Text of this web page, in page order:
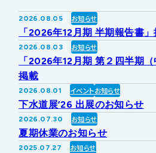
沿革
事業所・アクセス
グループ会社について
協業・パートナー募集
上水道
下水道
ソフトウェア開発
その他事業
IRトップ
株式・株主情報
IRニュース
IRライブラリー
新着情報
採用情報
協業・パートナー
お問い合
2026.08.05 お知らせ
「2026年12月期 半期報告書
2026.08.03 お知らせ
「2026年12月期 第２四半期
掲載
2026.08.01 イベントお知らせ
下水道展’26 出展のお知らせ
2026.07.30 お知らせ
夏期休業のお知らせ
2025.07.27 お知らせ